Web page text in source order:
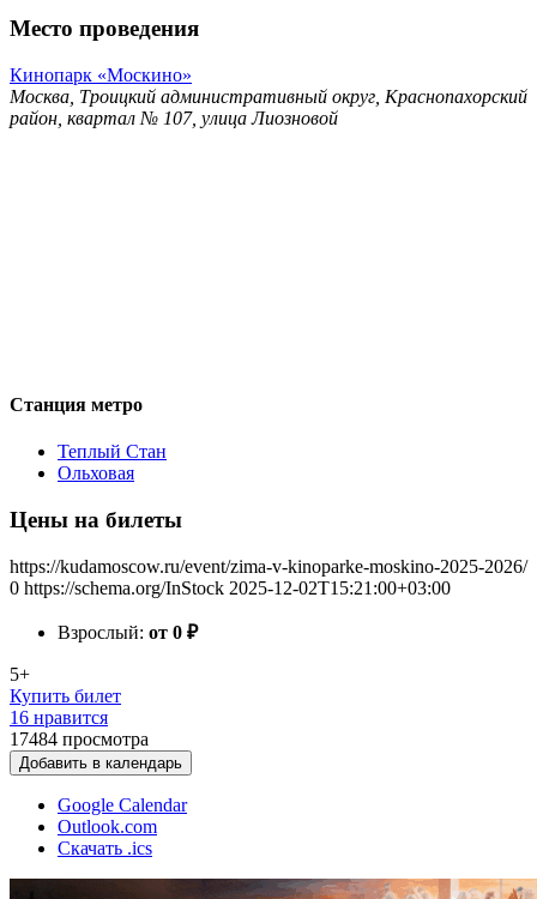
Место проведения
Кинопарк «Москино»
Москва, Троицкий административный округ, Краснопахорский
район, квартал № 107, улица Лиозновой
Станция метро
Теплый Стан
Ольховая
Цены на билеты
https://kudamoscow.ru/event/zima-v-kinoparke-moskino-2025-2026/
0 https://schema.org/InStock 2025-12-02T15:21:00+03:00
Взрослый: от 0 ₽
5+
Купить билет
16 нравится
17484 просмотра
Добавить в календарь
Google Calendar
Outlook.com
Скачать .ics